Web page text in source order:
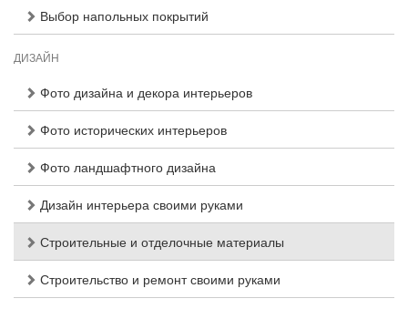
Выбор напольных покрытий
ДИЗАЙН
Фото дизайна и декора интерьеров
Фото исторических интерьеров
Фото ландшафтного дизайна
Дизайн интерьера своими руками
Строительные и отделочные материалы
Строительство и ремонт своими руками